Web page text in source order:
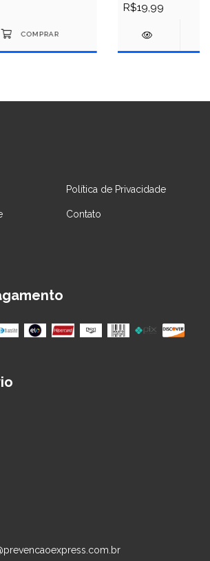
R$19,99
Política de Privacidade
Contato